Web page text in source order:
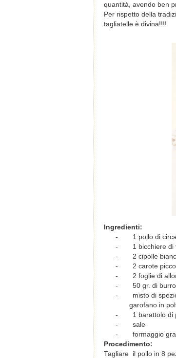
quantità, avendo ben
Per rispetto della
tagliatelle è divina!!!!
Ingredienti:
-
1 pollo di
-
1 bicchiere di
-
2 cipolle
-
2 carote
-
2 foglie di
-
50 gr. di
-
misto di
garofano in
-
1 barattolo di
-
sale
-
formaggio
Procedimento:
Tagliare il pollo in 8